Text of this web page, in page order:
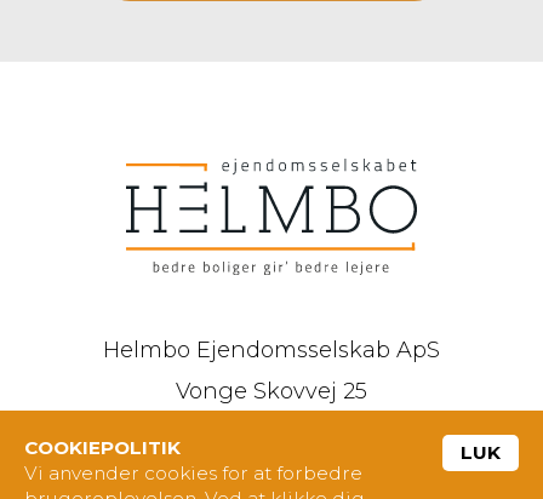
Helmbo Ejendomsselskab ApS
Vonge Skovvej 25
info@helmbolejeboliger.dk
COOKIEPOLITIK
Vi anvender cookies for at forbedre
LUK